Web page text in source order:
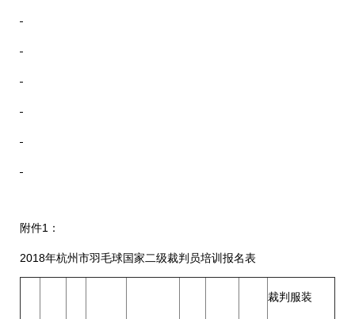
附件1：
2018年杭州市羽毛球国家二级裁判员培训报名表
裁判服装